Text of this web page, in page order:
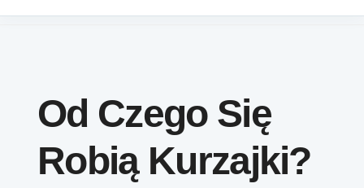
Od Czego Się
Robią Kurzajki?